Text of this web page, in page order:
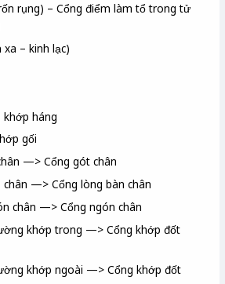
rụng) – Cổng điểm làm tổ trong tử
xa – kinh lạc)
háng
gối
—> Cổng gót chân
—> Cổng lòng bàn chân
chân —> Cổng ngón chân
khớp trong —> Cổng khớp đốt
khớp ngoài —> Cổng khớp đốt